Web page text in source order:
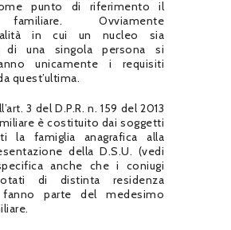
punto di riferimento il
Ovviamente
in cui un nucleo sia
di una singola persona si
unicamente i requisiti
quest’ultima.
3 del D.P.R. n. 159 del 2013
è costituito dai soggetti
la famiglia anagrafica alla
della D.S.U. (vedi
anche che i coniugi
di distinta residenza
fanno parte del medesimo